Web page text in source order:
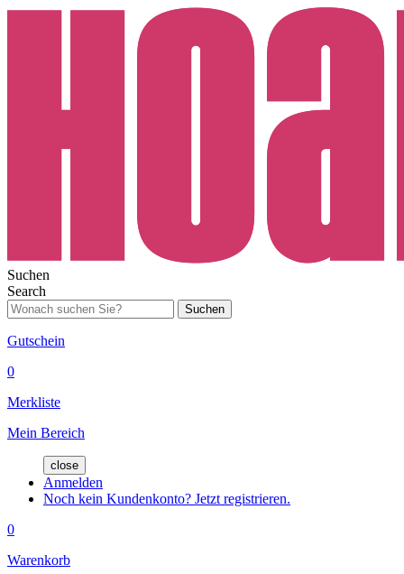
Suchen
Search
Suchen
Gutschein
0
Merkliste
Mein Bereich
close
Anmelden
Noch kein Kundenkonto? Jetzt registrieren.
0
Warenkorb